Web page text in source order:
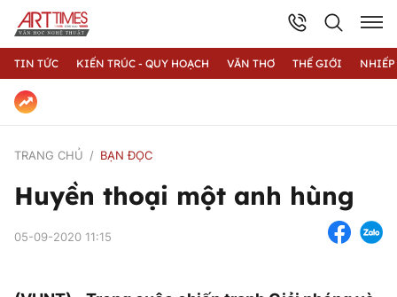
TIN TỨC KIẾN TRÚC - QUY HOẠCH VĂN THƠ THẾ GIỚI
TRANG CHỦ BẠN ĐỌC
Huyền thoại một anh hùng
05-09-2020 11:15